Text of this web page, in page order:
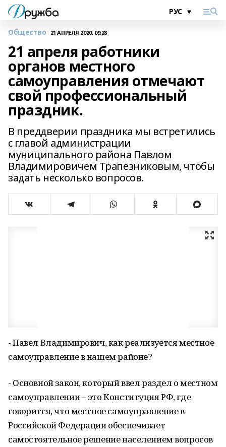
Общество 21 АПРЕЛЯ 2020, 09:28
21 апреля работники
органов местного
самоуправления отмечают
свой профессиональный
праздник.
В преддверии праздника мы встретились
с главой администрации
муниципального района Павлом
Владимировичем Трапезниковым, чтобы
задать несколько вопросов.
- Павел Владимирович, как реализуется местное
самоуправление в нашем районе?
- Основной закон, который ввел раздел о местном
самоуправлении – это Конституция РФ, где
говорится, что местное самоуправление в
Российской Федерации обеспечивает
самостоятельное решение населением вопросов